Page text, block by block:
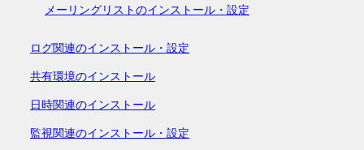
メーリングリストのインストール・設定
ログ関連のインストール・設定
共有環境のインストール
日時関連のインストール
監視関連のインストール・設定